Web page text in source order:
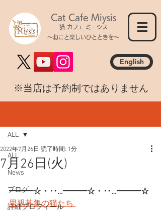
Cat Cafe Miysis
猫 カフェ ミーシス
～ねこと楽しいひとときを～
English
​※当店は予約制ではありません
ALL
News
ブログ
詳細プロフィール
ALL
7月26日(火)
2022年7月26日 読了時間: 1分
━━━☆・‥…━━━☆・‥…━━━☆
里親募集の猫たち